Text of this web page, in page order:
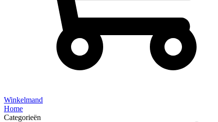
Winkelmand
Home
Categorieën